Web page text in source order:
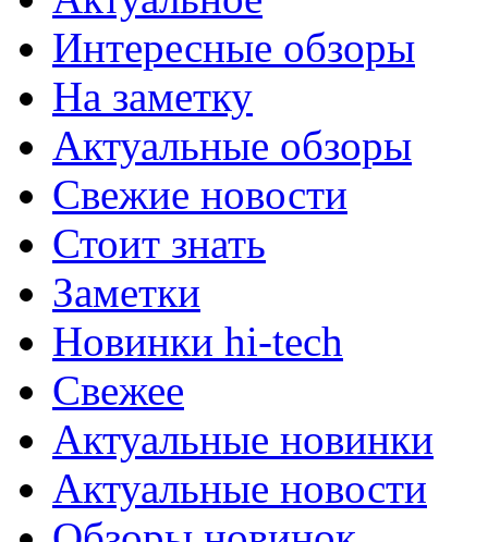
Интересные обзоры
На заметку
Актуальные обзоры
Свежие новости
Стоит знать
Заметки
Новинки hi-tech
Свежее
Актуальные новинки
Актуальные новости